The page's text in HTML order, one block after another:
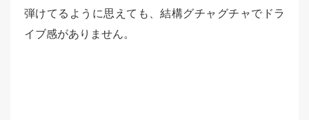
弾けてるように思えても、結構グチャグチャでドラ
イブ感がありません。